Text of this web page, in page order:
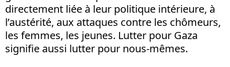
directement liée à leur politique intérieure, à
l’austérité, aux attaques contre les chômeurs,
les femmes, les jeunes. Lutter pour Gaza
signifie aussi lutter pour nous-mêmes.